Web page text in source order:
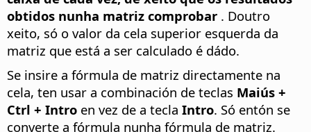
obtidos nunha matriz comprobar . Doutro
xeito, só o valor da cela superior esquerda da
matriz que está a ser calculado é dádo.
Se insire a fórmula de matriz directamente na
cela, ten usar a combinación de teclas Maiús +
Ctrl + Intro en vez de a tecla Intro. Só entón se
converte a fórmula nunha fórmula de matriz.